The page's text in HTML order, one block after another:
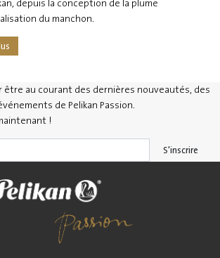
depuis la conception de la plume
du manchon.
être au courant des dernières nouveautés, des
de Pelikan Passion.
!
S'inscrire